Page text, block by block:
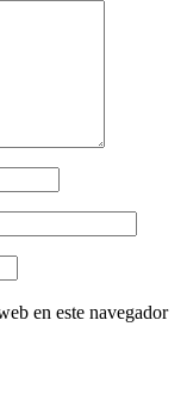
en este navegador